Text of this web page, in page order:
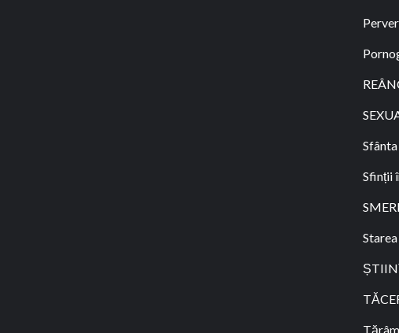
Sfinții